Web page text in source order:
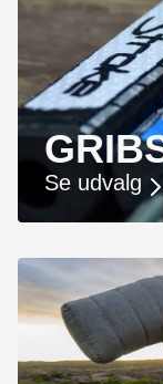
Se udvalg